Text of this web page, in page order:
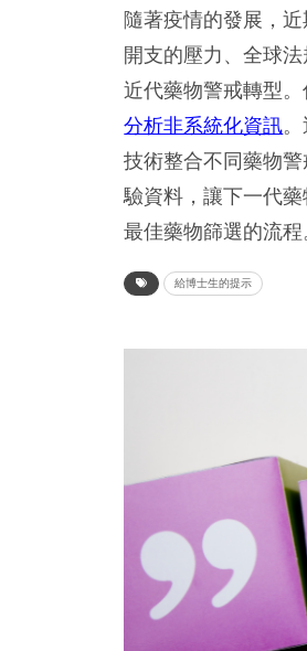
隨著疫情的發展，
開支的壓力、全球
近代藥物警戒轉型
分析非系統化資訊
技術整合不同藥物
驗資料，讓下一代
最佳藥物篩選的流程
給博士生的提示